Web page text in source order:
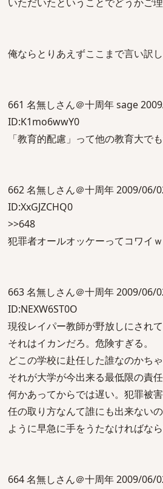
俺ならとりあえずここまで言い訳し
661 名無しさん＠十周年 sage
ID:K1mo6wwY0
「教育的配慮」って他の教育大で
662 名無しさん＠十周年 2009/06/
ID:XxGJZCHQ0
>>648
犯罪者オールオッケーってコワイ
663 名無しさん＠十周年 2009/06/
ID:NEXW6ST0O
現役レイパー教師が野放しにされ
それはイカンだろ。危険すぎる。
どこの学校に赴任した誰なのかち
それが大学が今出来る最低限の責任
何かあってからでは遅い。犯罪被
任の取り方なんて誰にも出来ない
ように早急に手をうたなければなら
664 名無しさん＠十周年 2009/06/